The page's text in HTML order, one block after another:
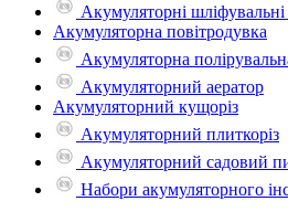
Акумуляторні
Акумуляторна повітродувка
Акумуляторна
Акумуляторний аератор
Акумуляторний кущоріз
Акумуляторний плиткоріз
Акумуляторний садовий
Набори акумуляторного